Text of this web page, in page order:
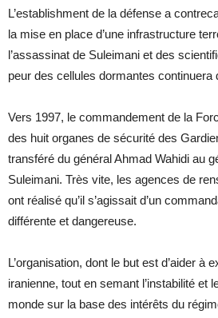
L’establishment de la défense a
la mise en place d’une infrastructure
l’assassinat de Suleimani et des
peur des cellules dormantes continuera
Vers 1997, le commandement de la
des huit organes de sécurité des
transféré du général Ahmad Wahidi au
Suleimani. Très vite, les agences de
ont réalisé qu’il s’agissait d’un
différente et dangereuse.
L’organisation, dont le but est d’aider à
iranienne, tout en semant l’instabilité et
monde sur la base des intérêts du